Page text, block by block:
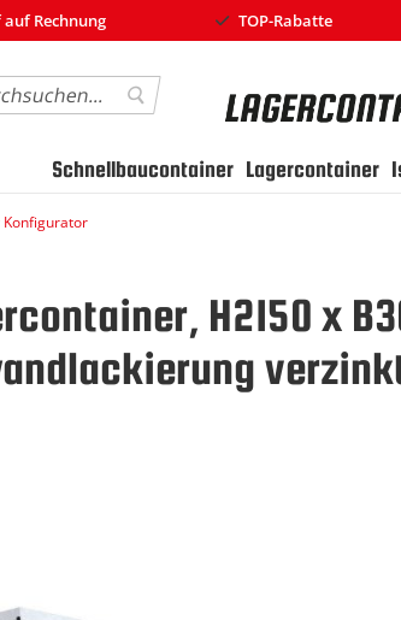
auf Rechnung TOP-Rabatte
Schnellbaucontainer Lagercontainer
Konfigurator
H2150 x